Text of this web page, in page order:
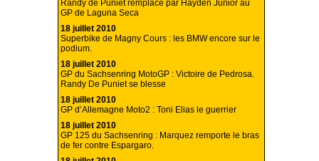
Randy de Puniet remplacé par Hayden Junior au
GP de Laguna Seca
18 juillet 2010
Superbike de Magny Cours : les BMW encore sur le
podium.
18 juillet 2010
GP du Sachsenring MotoGP : Victoire de Pedrosa.
Randy De Puniet se blesse
18 juillet 2010
GP d’Allemagne Moto2 : Toni Elias le guerrier
18 juillet 2010
GP 125 du Sachsenring : Marquez remporte le bras
de fer contre Espargaro.